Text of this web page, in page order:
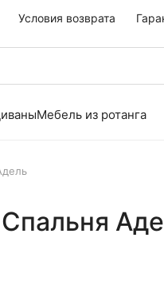
Условия возврата
Мебель из ротанга
Спальня